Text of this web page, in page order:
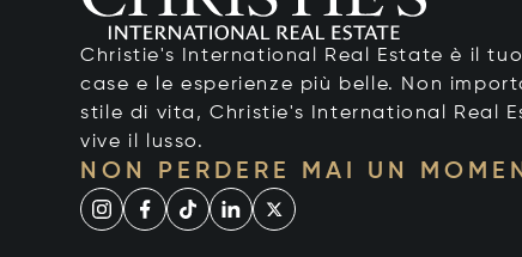
Christie's International Real Estate è il
case e le esperienze più belle. Non
stile di vita, Christie's International Real
vive il lusso.
NON PERDERE MAI UN